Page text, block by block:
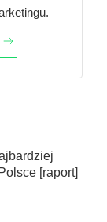
[raport]